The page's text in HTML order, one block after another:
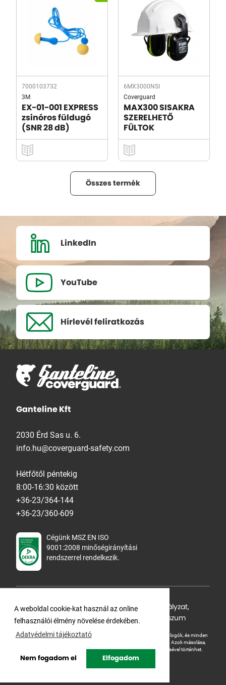
A weboldal cookie-kat használ az online
felhasználói élmény növelése érdekében.
Adatvédelmi tájékoztató
Nem fogadom el Elfogadom
7000103732
3M
EX-01-001 EXPRESS
zsinóros füldugó
(SNR 28 dB)
6MX3000NSI
Coverguard
MAX300 SISAKRA
SZERELHETŐ
FÜLTOK
Összes termék
LinkedIn
YouTube
Hírlevél feliratkozás
Ganteline Kft
2030 Érd Sas u. 6.
info.hu@coverguard-safety.com
Hétfőtől péntekig
8:00-16:30 között
+36-23/364-144
+36-23/360-609
Cégünk MSZ EN ISO
9001:2008 minőségirányítási
rendszerrel rendelkezik.
Adatvédelmi tájékoztató,Cookie Szabályzat,
Felhasználási feltételek,ÁSZF Impresszum
A Ganteline Kft jelen honlapja szerzői jog által védett. A leírások, fotók, logók, és minden
Azok másolása,
üzleti célú felhasználása kizárólag a jog tulajdonosának beleegyezésével történhet.
Copyright © Ganteline. All rights reserved.